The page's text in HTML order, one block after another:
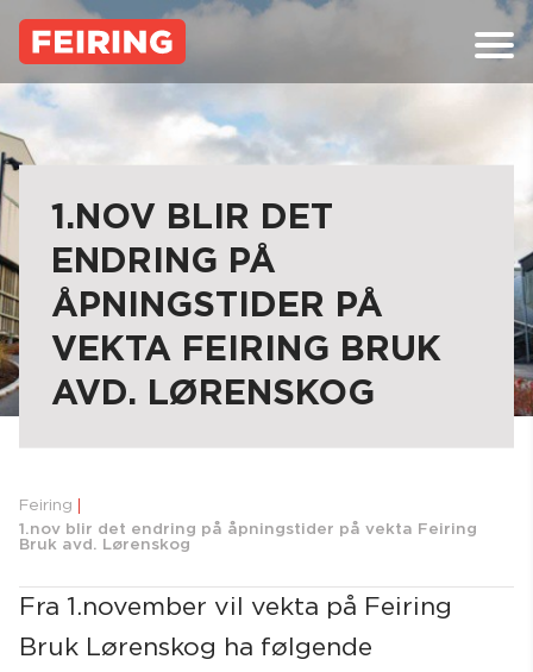
Skip
to
content
1.NOV BLIR DET
ENDRING PÅ
ÅPNINGSTIDER PÅ
VEKTA FEIRING BRUK
AVD. LØRENSKOG
Feiring
1.nov blir det endring på åpningstider på vekta Feiring
Bruk avd. Lørenskog
Fra 1.november vil vekta på Feiring
Bruk Lørenskog ha følgende